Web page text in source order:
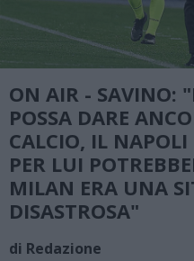
ON AIR - SAVINO:
POSSA DARE
CALCIO, IL
PER LUI
MILAN ERA UNA
DISASTROSA"
di Redazione